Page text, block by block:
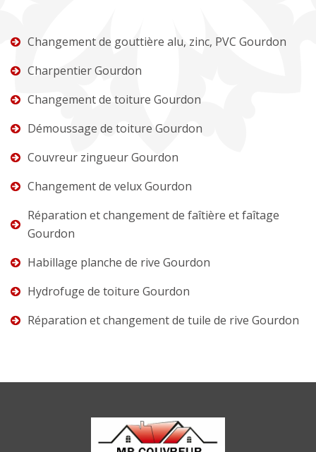
Changement de gouttière alu, zinc, PVC Gourdon
Charpentier Gourdon
Changement de toiture Gourdon
Démoussage de toiture Gourdon
Couvreur zingueur Gourdon
Changement de velux Gourdon
Réparation et changement de faîtière et faîtage
Gourdon
Habillage planche de rive Gourdon
Hydrofuge de toiture Gourdon
Réparation et changement de tuile de rive Gourdon